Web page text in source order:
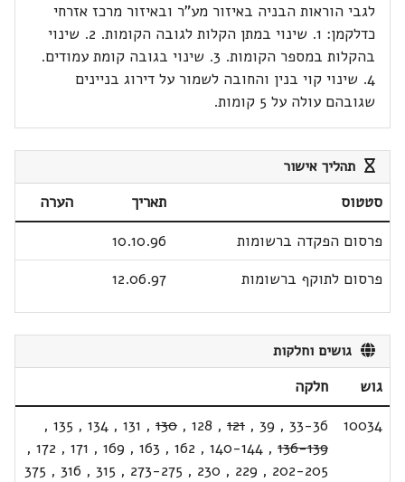
לגבי הוראות הבניה באיזור מע"ר ובאיזור מרכז אזרחי
כדלקמן: 1. שינוי במתן הקלות לגובה הקומות. 2. שינוי
בהקלות במספר הקומות. 3. שינוי בגובה קומת עמודים.
4. שינוי קוי בנין והחובה לשמור על דירוג בניינים
שגובהם עולה על 5 קומות.
תהליך אישור
סטטוס תאריך
הערה
פרסום הפקדה ברשומות
10.10.96
פרסום לתוקף ברשומות
12.06.97
גושים וחלקות
גוש
חלקה
10034
33-36
,
39
,
121
,
128
,
130
,
131
,
134
,
135
,
136-139
,
140-144
,
162
,
163
,
169
,
171
,
172
,
202-205
,
229
,
230
,
273-275
,
315
,
316
,
375